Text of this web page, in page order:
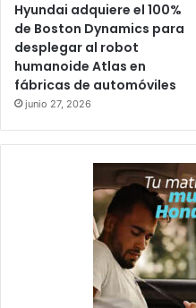
Hyundai adquiere el 100%
de Boston Dynamics para
desplegar al robot
humanoide Atlas en
fábricas de automóviles
junio 27, 2026